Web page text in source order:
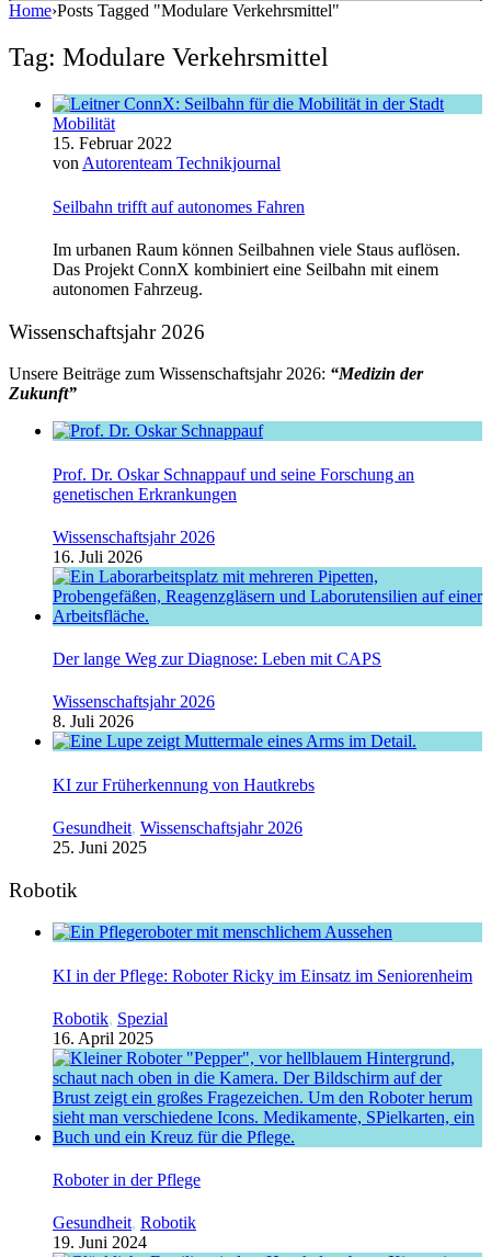
Home›Posts Tagged "Modulare Verkehrsmittel"
Tag: Modulare Verkehrsmittel
Mobilität
15. Februar 2022
von Autorenteam Technikjournal
Seilbahn trifft auf autonomes Fahren
Im urbanen Raum können Seilbahnen viele Staus auflösen.
Das Projekt ConnX kombiniert eine Seilbahn mit einem
autonomen Fahrzeug.
Wissenschaftsjahr 2026
Unsere Beiträge zum Wissenschaftsjahr 2026: “Medizin der
Zukunft”
Prof. Dr. Oskar Schnappauf und seine Forschung an
genetischen Erkrankungen
Wissenschaftsjahr 2026
16. Juli 2026
Der lange Weg zur Diagnose: Leben mit CAPS
Wissenschaftsjahr 2026
8. Juli 2026
KI zur Früherkennung von Hautkrebs
Gesundheit, Wissenschaftsjahr 2026
25. Juni 2025
Robotik
KI in der Pflege: Roboter Ricky im Einsatz im Seniorenheim
Robotik, Spezial
16. April 2025
Roboter in der Pflege
Gesundheit, Robotik
19. Juni 2024